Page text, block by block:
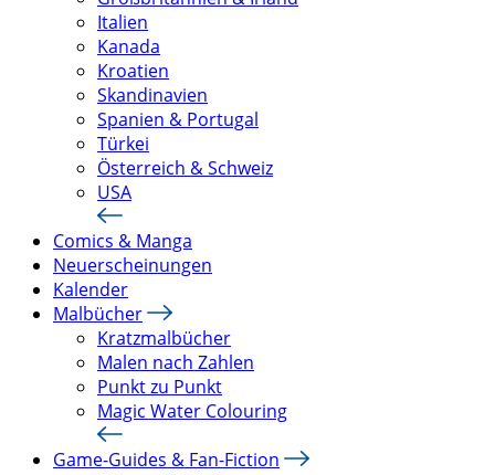
Italien
Kanada
Kroatien
Skandinavien
Spanien & Portugal
Türkei
Österreich & Schweiz
USA
Comics & Manga
Neuerscheinungen
Kalender
Malbücher
Kratzmalbücher
Malen nach Zahlen
Punkt zu Punkt
Magic Water Colouring
Game-Guides & Fan-Fiction